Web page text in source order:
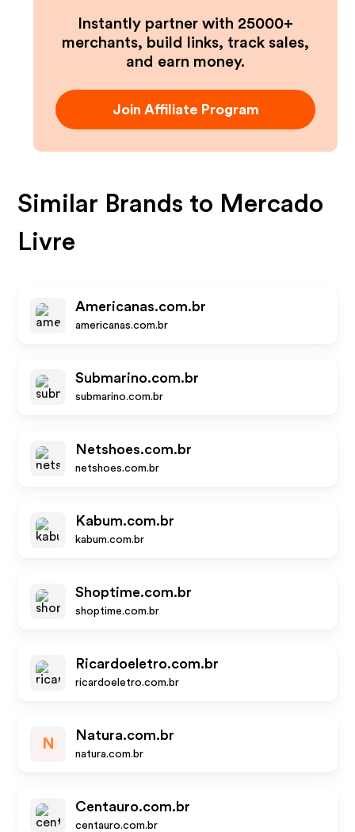
Instantly partner with 25000+
merchants, build links, track sales,
and earn money.
Join Affiliate Program
Similar Brands to Mercado
Livre
Americanas.com.br
americanas.com.br
Submarino.com.br
submarino.com.br
Netshoes.com.br
netshoes.com.br
Kabum.com.br
kabum.com.br
Shoptime.com.br
shoptime.com.br
Ricardoeletro.com.br
ricardoeletro.com.br
N
Natura.com.br
natura.com.br
Centauro.com.br
centauro.com.br